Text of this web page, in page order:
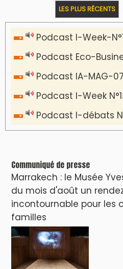
LES PLUS RÉCENTS
Podcast I-Week-
Podcast Eco-
Podcast IA-MAG-
Podcast I-Week
Podcast I-débats
Communiqué de presse
Marrakech : le Musée
du mois d'août un
incontournable pour les
familles